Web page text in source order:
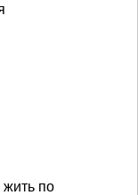
жить по